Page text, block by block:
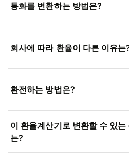
통화를 변환하는 방법은?
회사에 따라 환율이 다른 이유는
환전하는 방법은?
이 환율계산기로 변환할 수 있는
는?